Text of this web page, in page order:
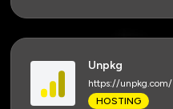
Unpkg
https://unpkg.com/
HOSTING